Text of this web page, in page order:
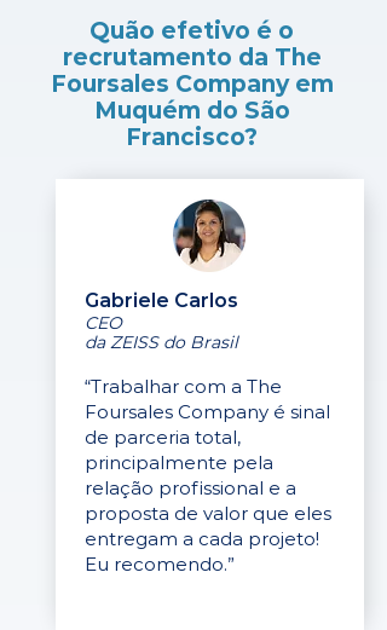
Quão efetivo é o
recrutamento da The
Foursales Company em
Muquém do São
Francisco?
Gabriele Carlos
CEO
da ZEISS do Brasil
“Trabalhar com a The
Foursales Company é sinal
de parceria total,
principalmente pela
relação profissional e a
proposta de valor que eles
entregam a cada projeto!
Eu recomendo.”